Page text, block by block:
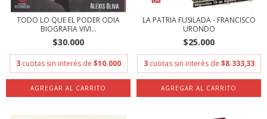
TODO LO QUE EL PODER ODIA
BIOGRAFIA VIVI...
$30.000
3 cuotas sin interés de $10.000
LA PATRIA FUSILADA - FRANCISCO
URONDO
$25.000
3 cuotas sin interés de $8.333,33